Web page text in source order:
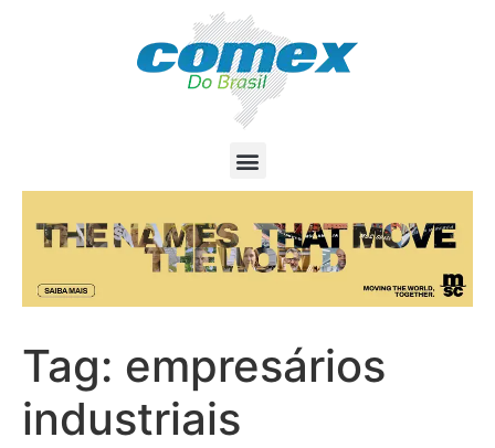
Tag: empresários
industriais